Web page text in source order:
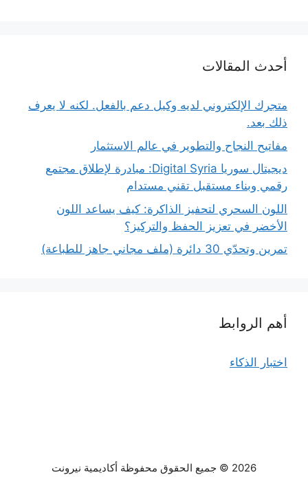
أحدث المقالات
متجرك الإلكتروني لديه وكيل دعم بالفعل. لكنه لا يعرف
ذلك بعد.
مفاتيح النجاح والتطوير في عالم الاستثمار
ديجيتال سوريا Digital Syria: مبادرة لإطلاق مجتمع
رقمي وبناء مستقبل تقني مستدام
اللون السحري لتحفيز الذاكرة: كيف يساعد اللون
الأخضر في تعزيز الحفظ والتركيز؟
تمرين وتحدّي 30 دائرة (ملف مجاني جاهز للطباعة)
أهم الروابط
اختبار الذكاء
2026 © جميع الحقوق محفوظة أكاديمية نيرونت